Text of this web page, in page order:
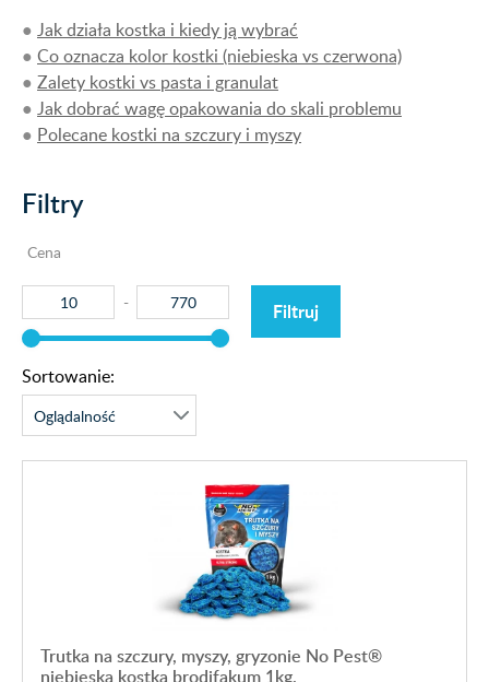
● Jak działa kostka i kiedy ją wybrać
● Co oznacza kolor kostki (niebieska vs czerwona)
● Zalety kostki vs pasta i granulat
● Jak dobrać wagę opakowania do skali problemu
● Polecane kostki na szczury i myszy
Filtry
Cena
Filtruj
Sortowanie:
Trutka na szczury, myszy, gryzonie No Pest®
niebieska kostka brodifakum 1kg.